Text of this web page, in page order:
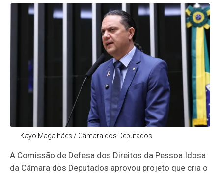
Kayo Magalhães / Câmara dos Deputados
A Comissão de Defesa dos Direitos da Pessoa Idosa
da Câmara dos Deputados aprovou projeto que cria o